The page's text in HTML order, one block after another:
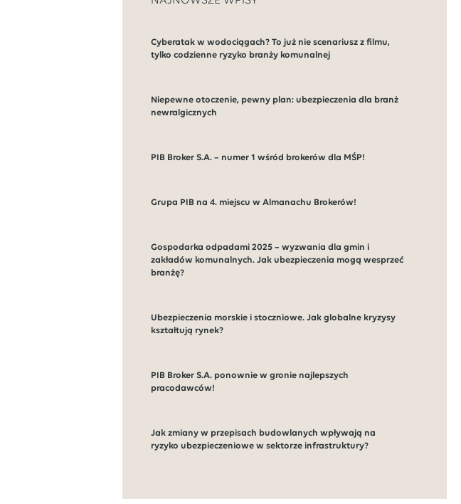
Cyberatak w wodociągach? To już nie scenariusz z filmu,
tylko codzienne ryzyko branży komunalnej
Niepewne otoczenie, pewny plan: ubezpieczenia dla branż
newralgicznych
PIB Broker S.A. – numer 1 wśród brokerów dla MŚP!
Grupa PIB na 4. miejscu w Almanachu Brokerów!
Gospodarka odpadami 2025 – wyzwania dla gmin i
zakładów komunalnych. Jak ubezpieczenia mogą wesprzeć
branżę?
Ubezpieczenia morskie i stoczniowe. Jak globalne kryzysy
kształtują rynek?
PIB Broker S.A. ponownie w gronie najlepszych
pracodawców!
Jak zmiany w przepisach budowlanych wpływają na
ryzyko ubezpieczeniowe w sektorze infrastruktury?